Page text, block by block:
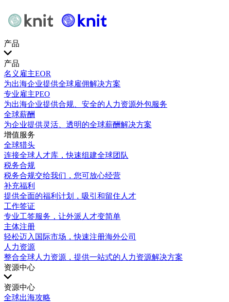
产品
产品
名义雇主EOR
为出海企业提供全球雇佣解决方案
专业雇主PEO
为出海企业提供合规、安全的人力资源外包服务
全球薪酬
为企业提供灵活、透明的全球薪酬解决方案
增值服务
全球猎头
连接全球人才库，快速组建全球团队
税务合规
税务合规交给我们，您可放心经营
补充福利
提供全面的福利计划，吸引和留住人才
工作签证
专业工签服务，让外派人才变简单
主体注册
轻松迈入国际市场，快速注册海外公司
人力资源
整合全球人力资源，提供一站式的人力资源解决方案
资源中心
资源中心
全球出海攻略